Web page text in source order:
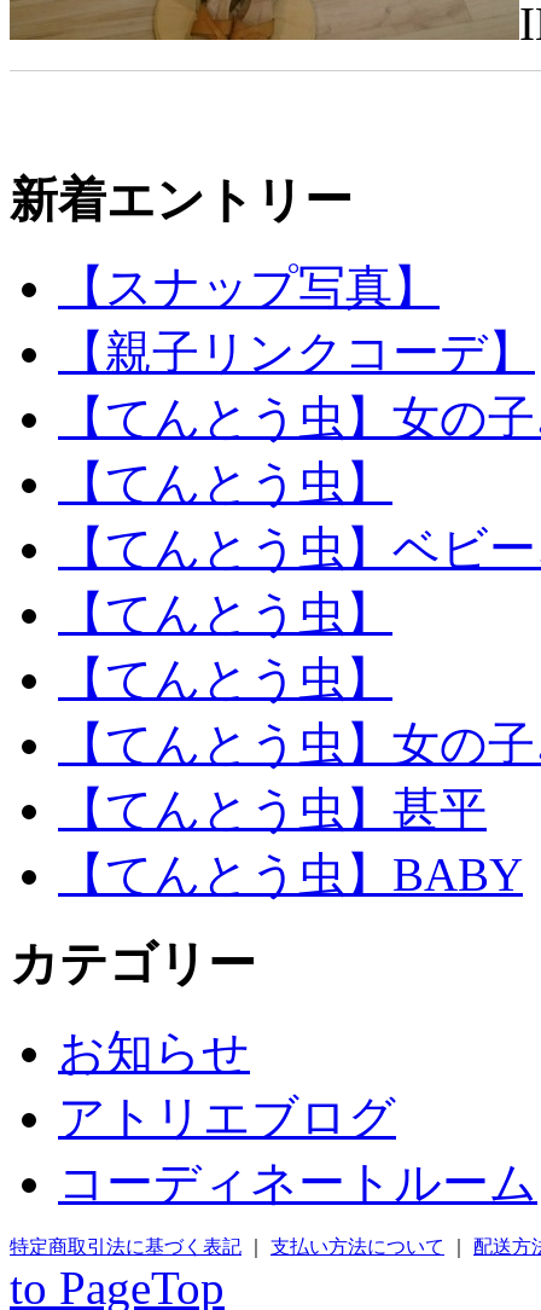
新着エントリー
【スナップ写真】
【親子リンクコーデ】
【てんとう虫】女の
【てんとう虫】
【てんとう虫】ベビ
【てんとう虫】
【てんとう虫】
【てんとう虫】女の
【てんとう虫】甚平
【てんとう虫】BABY
カテゴリー
お知らせ
アトリエブログ
コーディネートルーム
特定商取引法に基づく表記 支払い方法について 配送方
to PageTop